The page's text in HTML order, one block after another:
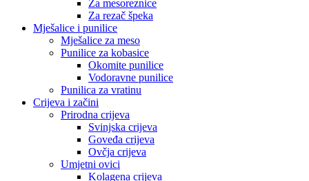
Za mesoreznice
Za rezač špeka
Mješalice i punilice
Mješalice za meso
Punilice za kobasice
Okomite punilice
Vodoravne punilice
Punilica za vratinu
Crijeva i začini
Prirodna crijeva
Svinjska crijeva
Goveđa crijeva
Ovčja crijeva
Umjetni ovici
Kolagena crijeva